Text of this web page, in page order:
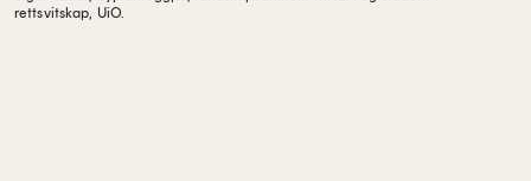
rettsvitskap, UiO.